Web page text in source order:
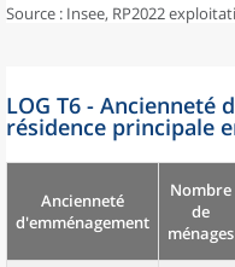
Source : Insee, RP2022
LOG T6 - Ancienneté
résidence principale
Ancienneté
d'emménagement
Nombre
de
ménages